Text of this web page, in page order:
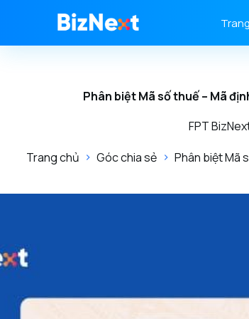
Phân biệt Mã số thuế – Mã
FPT
Trang chủ
Góc chia sẻ Phân biệt Mã